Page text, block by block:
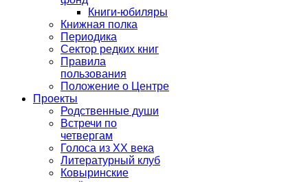
Книги-юбиляры
Книжная полка
Периодика
Сектор редких книг
Правила
пользования
Положение о Центре
Проекты
Родственные души
Встречи по
четвергам
Голоса из ХХ века
Литературный клуб
Ковыринские